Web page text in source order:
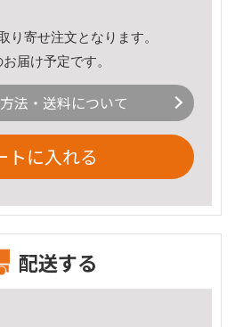
り寄せ注文となります。
届け予定です。
法・送料について
トに入れる
配送する